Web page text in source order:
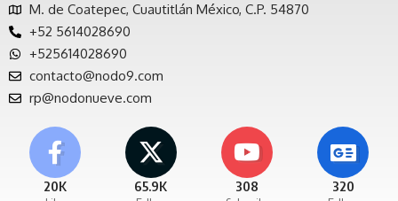
M. de Coatepec, Cuautitlán México, C.P. 54870
+52 5614028690
+525614028690
contacto@nodo9.com
rp@nodonueve.com
20K 65.9K 308 320